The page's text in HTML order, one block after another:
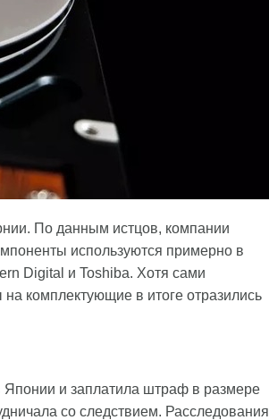
По данным истцов, компании
используются примерно в
Digital и Toshiba. Хотя сами
комплектующие в итоге отразились
Японии и заплатила штраф в размере
со следствием. Расследования